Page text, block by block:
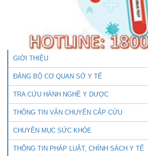
GIỚI THIỆU
ĐẢNG BỘ CƠ QUAN SỞ Y TẾ
TRA CỨU HÀNH NGHỀ Y DƯỢC
THÔNG TIN VẬN CHUYỂN CẤP CỨU
CHUYÊN MỤC SỨC KHỎE
THÔNG TIN PHÁP LUẬT, CHÍNH SÁCH Y TẾ